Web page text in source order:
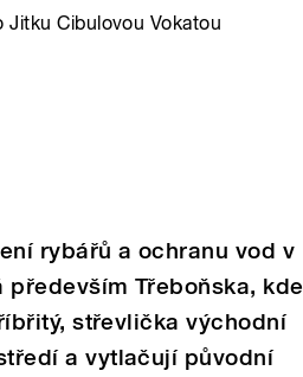
Jitku Cibulovou Vokatou
rybářů a ochranu vod v
Třeboňska, kde
střevlička východní
a vytlačují původní